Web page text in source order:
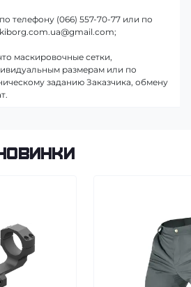
телефону (066) 557-70-77 или по
маскировочные сетки,
размерам или по
заданию Заказчика, обмену